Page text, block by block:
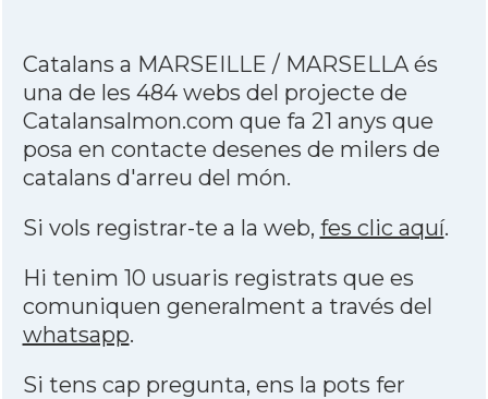
Catalans a MARSEILLE / MARSELLA és
una de les 484 webs del projecte de
Catalansalmon.com que fa 21 anys que
posa en contacte desenes de milers de
catalans d'arreu del món.
Si vols registrar-te a la web, fes clic aquí.
Hi tenim 10 usuaris registrats que es
comuniquen generalment a través del
whatsapp.
Si tens cap pregunta, ens la pots fer